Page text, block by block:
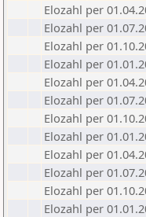
Elozahl per
Elozahl per
Elozahl per
Elozahl per
Elozahl per
Elozahl per
Elozahl per
Elozahl per
Elozahl per
Elozahl per
Elozahl per
Elozahl per